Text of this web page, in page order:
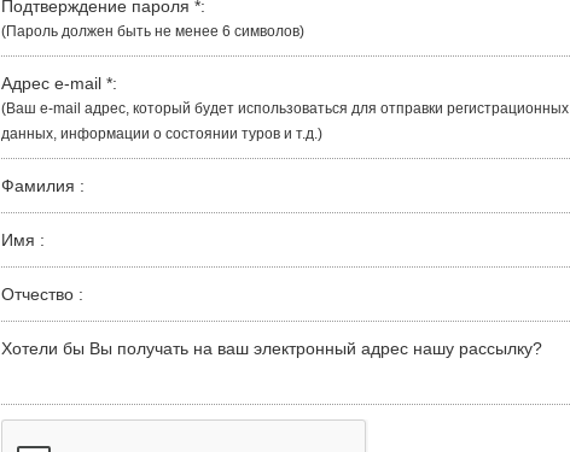
Подтверждение пароля *:
(Пароль должен быть не менее 6 символов)
Адрес e-mail *:
(Ваш e-mail адрес, который будет использоваться для отправки регистрационных
данных, информации о состоянии туров и т.д.)
Фамилия :
Имя :
Отчество :
Хотели бы Вы получать на ваш электронный адрес нашу рассылку?